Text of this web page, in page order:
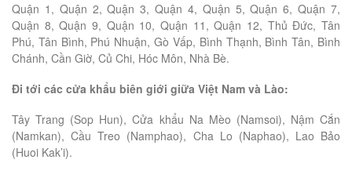
Quận 1, Quận 2, Quận 3, Quận 4, Quận 5, Quận 6, Quận 7,
Quận 8, Quận 9, Quận 10, Quận 11, Quận 12, Thủ Đức, Tân
Phú, Tân Bình, Phú Nhuận, Gò Vấp, Bình Thạnh, Bình Tân, Bình
Chánh, Cần Giờ, Củ Chi, Hóc Môn, Nhà Bè.
Đi tới các cửa khẩu biên giới giữa Việt Nam và Lào:
Tây Trang (Sop Hun), Cửa khẩu Na Mèo (Namsoi), Nậm Cắn
(Namkan), Cầu Treo (Namphao), Cha Lo (Naphao), Lao Bảo
(Huoi Kak’i).